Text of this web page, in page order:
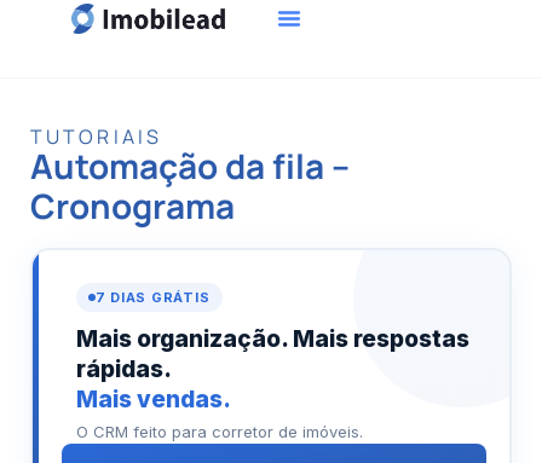
TUTORIAIS
Automação da fila –
Cronograma
Banner
Imobilead
Teste
7 DIAS GRÁTIS
Mais organização. Mais respostas
rápidas.
Mais vendas.
O CRM feito para corretor de imóveis.